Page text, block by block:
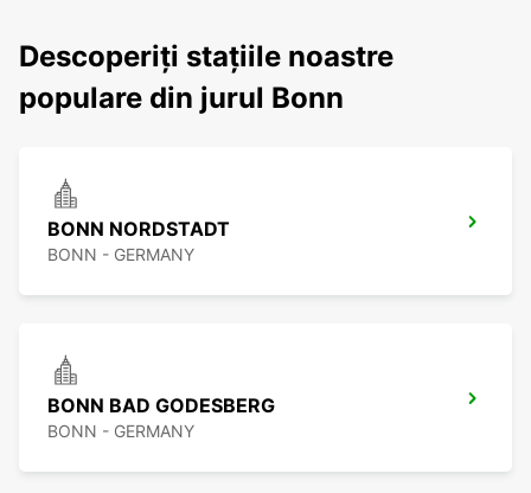
Descoperiți stațiile noastre
populare din jurul Bonn
BONN NORDSTADT
BONN - GERMANY
BONN BAD GODESBERG
BONN - GERMANY